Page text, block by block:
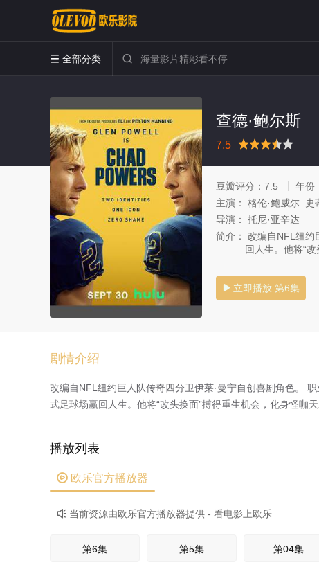
 全部分类 
查德·鲍尔斯
7.5
很差较差还行 推荐力荐
豆瓣评分： 7.5 年份
主演：
格伦·鲍威尔 史
导演：
托尼·亚辛达
简介：
改编自NFL纽约
回人生。他将“
 立即播放 第6集
剧情介绍
改编自NFL纽约巨人队传奇四分卫伊莱·曼宁自创喜剧角色。
式足球场赢回人生。他将“改头换面”搏得重生机会，化身怪咖
播放列表
 欧乐官方播放器
 当前资源由欧乐官方播放器提供 - 看电影上欧乐
第6集 第5集 第04集